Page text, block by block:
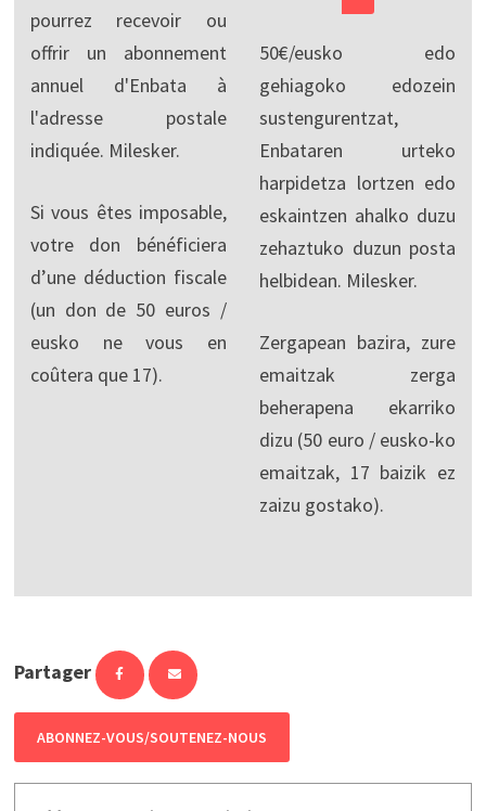
pourrez recevoir ou
offrir un abonnement
annuel d'Enbata à
l'adresse postale
indiquée. Milesker.
Si vous êtes imposable,
votre don bénéficiera
d’une déduction fiscale
(un don de 50 euros /
eusko ne vous en
coûtera que 17).
50€/eusko edo
gehiagoko edozein
sustengurentzat,
Enbataren urteko
harpidetza lortzen edo
eskaintzen ahalko duzu
zehaztuko duzun posta
helbidean. Milesker.
Zergapean bazira, zure
emaitzak zerga
beherapena ekarriko
dizu (50 euro / eusko-ko
emaitzak, 17 baizik ez
zaizu gostako).
Partager
ABONNEZ-VOUS/SOUTENEZ-NOUS